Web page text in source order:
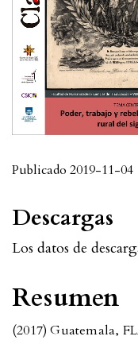
Publicado 2019-11-04
Resumen
(2017) Guatemala,
Descargas
Los datos de